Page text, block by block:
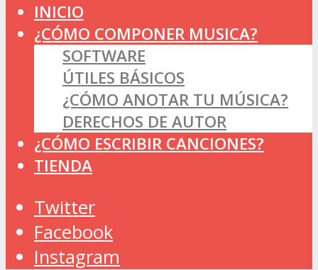
INICIO
¿CÓMO COMPONER MUSICA?
SOFTWARE
ÚTILES BÁSICOS
¿CÓMO ANOTAR TU MÚSICA?
DERECHOS DE AUTOR
¿CÓMO ESCRIBIR CANCIONES?
TIENDA
Twitter
Facebook
Instagram